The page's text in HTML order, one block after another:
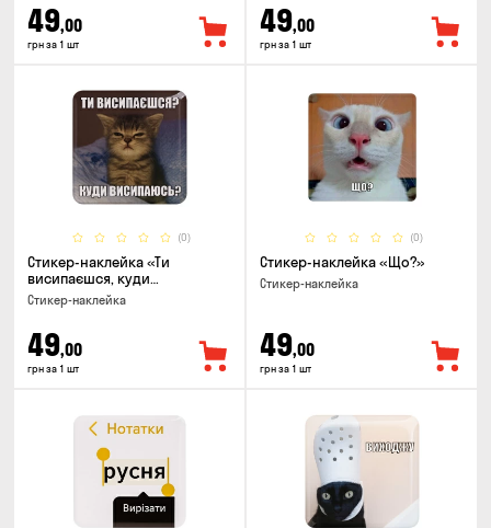
49,00
грн за 1 шт
49,00
грн за 1 шт
(0)
Стикер-наклейка «Ти
висипаєшся, куди
висипаюсь»
Стикер-наклейка
49,00
грн за 1 шт
(0)
Стикер-наклейка «Що?»
Стикер-наклейка
49,00
грн за 1 шт